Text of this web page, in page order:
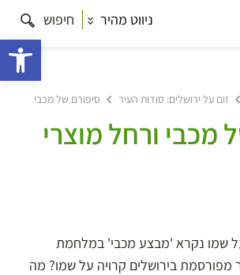
ניווט מהיר חיפוש
זום על ירושלים: סודות העיר
סיפורם של מכבי
מכבי ורחל מוצרי
שמו נקרא 'מבצע מכבי' במלחמת
מפורסמת בירושלים קרויה על שמו? מה